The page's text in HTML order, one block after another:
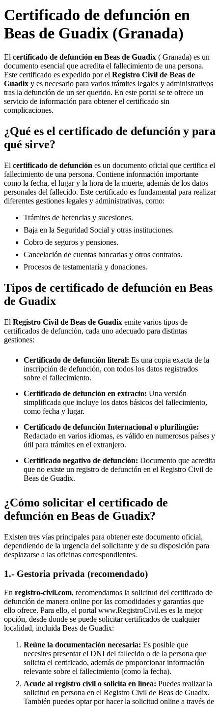
Certificado de defunción en
Beas de Guadix (Granada)
El certificado de defunción en Beas de Guadix ( Granada) es un
documento esencial que acredita el fallecimiento de una persona.
Este certificado es expedido por el Registro Civil de Beas de
Guadix y es necesario para varios trámites legales y administrativos
tras la defunción de un ser querido. En este portal se te ofrece un
servicio de información para obtener el certificado sin
complicaciones.
¿Qué es el certificado de defunción y para
qué sirve?
El certificado de defunción es un documento oficial que certifica el
fallecimiento de una persona. Contiene información importante
como la fecha, el lugar y la hora de la muerte, además de los datos
personales del fallecido. Este certificado es fundamental para realizar
diferentes gestiones legales y administrativas, como:
Trámites de herencias y sucesiones.
Baja en la Seguridad Social y otras instituciones.
Cobro de seguros y pensiones.
Cancelación de cuentas bancarias y otros contratos.
Procesos de testamentaría y donaciones.
Tipos de certificado de defunción en Beas
de Guadix
El Registro Civil de Beas de Guadix emite varios tipos de
certificados de defunción, cada uno adecuado para distintas
gestiones:
Certificado de defunción literal: Es una copia exacta de la
inscripción de defunción, con todos los datos registrados
sobre el fallecimiento.
Certificado de defunción en extracto: Una versión
simplificada que incluye los datos básicos del fallecimiento,
como fecha y lugar.
Certificado de defunción Internacional o plurilingüe:
Redactado en varios idiomas, es válido en numerosos países y
útil para trámites en el extranjero.
Certificado negativo de defunción: Documento que acredita
que no existe un registro de defunción en el Registro Civil de
Beas de Guadix.
¿Cómo solicitar el certificado de
defunción en Beas de Guadix?
Existen tres vías principales para obtener este documento oficial,
dependiendo de la urgencia del solicitante y de su disposición para
desplazarse a las oficinas correspondientes.
1.- Gestoria privada (recomendado)
En registro-civil.com, recomendamos la solicitud del certificado de
defunción de manera online por las comodidades y garantías que
ello ofrece. Para ello, el portal www.RegistroCivil.es es la mejor
opción, desde donde se puede solicitar certificados de cualquier
localidad, incluida Beas de Guadix:
Reúne la documentación necesaria: Es posible que
necesites presentar el DNI del fallecido o de la persona que
solicita el certificado, además de proporcionar información
relevante sobre el fallecimiento (como la fecha).
Acude al registro civil o solicita en línea: Puedes realizar la
solicitud en persona en el Registro Civil de Beas de Guadix.
También puedes optar por hacer la solicitud online a través de